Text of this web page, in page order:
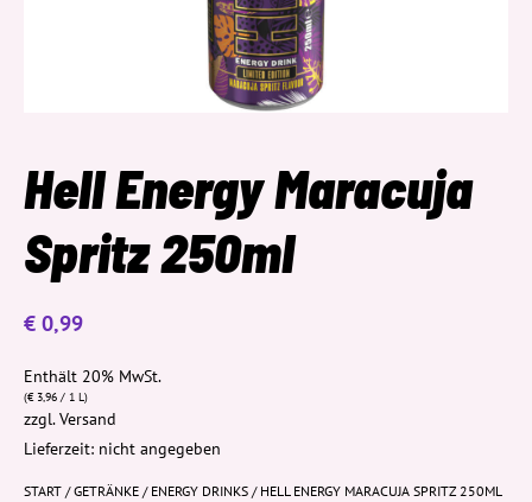
Hell Energy Maracuja
Spritz 250ml
€ 0,99
Enthält 20% MwSt.
(€3,96 / 1 L)
zzgl.Versand
Lieferzeit: nicht angegeben
START /GETRÄNKE / ENERGY DRINKS / HELL ENERGY MARACUJA SPRITZ 250ML